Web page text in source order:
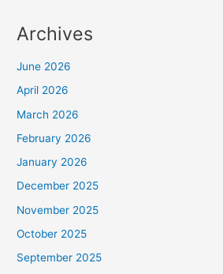
Archives
June 2026
April 2026
March 2026
February 2026
January 2026
December 2025
November 2025
October 2025
September 2025